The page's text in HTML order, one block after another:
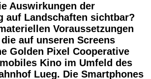
Auswirkungen der
auf Landschaften sichtbar?
Voraussetzungen
auf unseren Screens
Golden Pixel Cooperative
Kino im Umfeld des
Lueg. Die Smartphones